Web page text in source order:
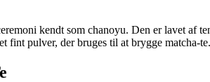
kendt som chanoyu. Den er lavet af
fint pulver, der bruges til at brygge matcha-te.